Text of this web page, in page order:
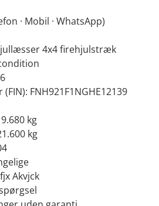
· Mobil · WhatsApp)
4x4 firehjulstræk
FNH921F1NGHE12139
kg
kg
Akvjck